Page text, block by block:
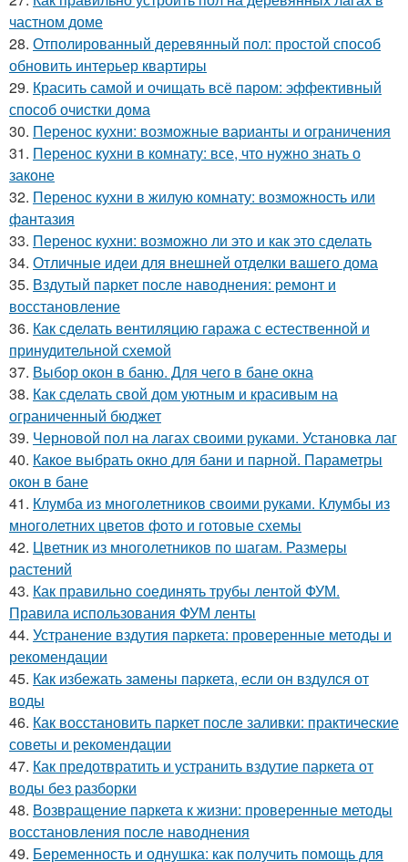
частном доме
28. Отполированный деревянный пол: простой способ
обновить интерьер квартиры
29. Красить самой и очищать всё паром: эффективный
способ очистки дома
30. Перенос кухни: возможные варианты и ограничения
31. Перенос кухни в комнату: все, что нужно знать о
законе
32. Перенос кухни в жилую комнату: возможность или
фантазия
33. Перенос кухни: возможно ли это и как это сделать
34. Отличные идеи для внешней отделки вашего дома
35. Вздутый паркет после наводнения: ремонт и
восстановление
36. Как сделать вентиляцию гаража с естественной и
принудительной схемой
37. Выбор окон в баню. Для чего в бане окна
38. Как сделать свой дом уютным и красивым на
ограниченный бюджет
39. Черновой пол на лагах своими руками. Установка лаг
40. Какое выбрать окно для бани и парной. Параметры
окон в бане
41. Клумба из многолетников своими руками. Клумбы из
многолетних цветов фото и готовые схемы
42. Цветник из многолетников по шагам. Размеры
растений
43. Как правильно соединять трубы лентой ФУМ.
Правила использования ФУМ ленты
44. Устранение вздутия паркета: проверенные методы и
рекомендации
45. Как избежать замены паркета, если он вздулся от
воды
46. Как восстановить паркет после заливки: практические
советы и рекомендации
47. Как предотвратить и устранить вздутие паркета от
воды без разборки
48. Возвращение паркета к жизни: проверенные методы
восстановления после наводнения
49. Беременность и однушка: как получить помощь для